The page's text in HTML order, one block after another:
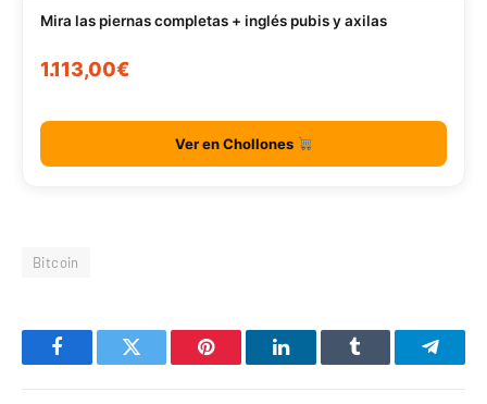
Mira las piernas completas + inglés pubis y axilas
1.113,00€
Ver en Chollones
Bitcoin
FacebookTwitter Pinterest LinkedInTumblr